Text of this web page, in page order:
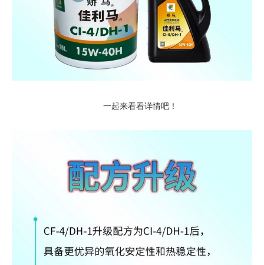
一起来看看详情吧！